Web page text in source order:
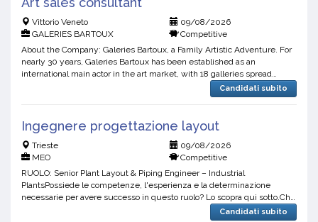
Vittorio Veneto
09/08/2026
GALERIES BARTOUX
Competitive
About the Company: Galeries Bartoux, a Family Artistic Adventure. For
nearly 30 years, Galeries Bartoux has been established as an
international main actor in the art market, with 18 galleries spread
across France, Monaco, London, Venise & Miami. Dri...Candidati subito
Ingegnere progettazione layout
Trieste
09/08/2026
MEO
Competitive
RUOLO: Senior Plant Layout & Piping Engineer – Industrial
PlantsPossiede le competenze, l'esperienza e la determinazione
necessarie per avere successo in questo ruolo? Lo scopra qui sotto.Chi
siamoMeogroup è una società di consulenza e supporto o...Candidati subito